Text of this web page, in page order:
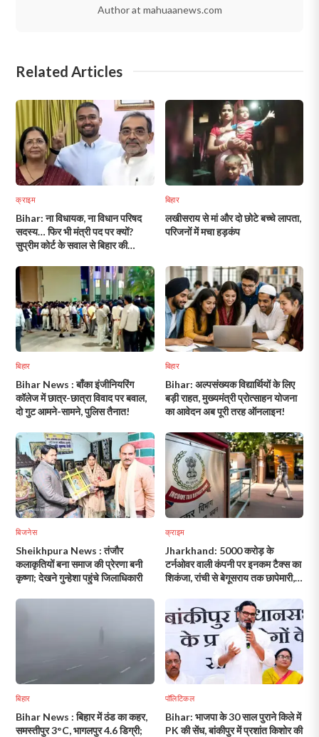
Author at mahuaanews.com
Related Articles
क्राइम
Bihar: ना विधायक, ना विधान परिषद
सदस्य… फिर भी मंत्री पद पर क्यों?
सुप्रीम कोर्ट के सवाल से बिहार की
बिहार
लखीसराय से मां और दो छोटे बच्चे लापता,
परिजनों में मचा हड़कंप
बिहार
Bihar News : बाँका इंजीनियरिंग
कॉलेज में छात्र-छात्रा विवाद पर बवाल,
दो गुट आमने-सामने, पुलिस तैनात!
बिहार
Bihar: अल्पसंख्यक विद्यार्थियों के लिए
बड़ी राहत, मुख्यमंत्री प्रोत्साहन योजना
का आवेदन अब पूरी तरह ऑनलाइन!
बिजनेस
Sheikhpura News : तंजौर
कलाकृतियों बना समाज की प्रेरणा बनी
कृष्णा; देखने गुन्हेशा पहुंचे जिलाधिकारी
क्राइम
Jharkhand: 5000 करोड़ के
टर्नओवर वाली कंपनी पर इनकम टैक्स का
शिकंजा, रांची से बेगूसराय तक छापेमारी,
बिहार
Bihar News : बिहार में ठंड का कहर,
समस्तीपुर 3°C, भागलपुर 4.6 डिग्री;
पॉलिटिकल
Bihar: भाजपा के 30 साल पुराने किले में
PK की सेंध, बांकीपुर में प्रशांत किशोर की